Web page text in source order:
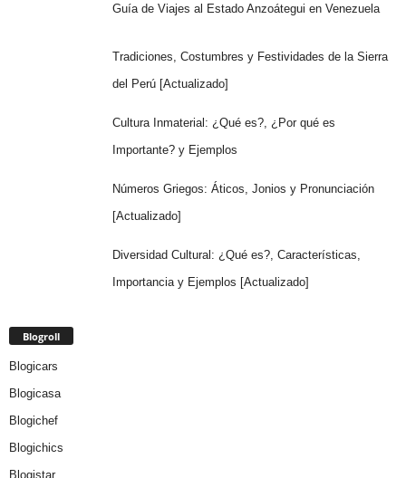
Guía de Viajes al Estado Anzoátegui en Venezuela
Tradiciones, Costumbres y Festividades de la Sierra
del Perú [Actualizado]
Cultura Inmaterial: ¿Qué es?, ¿Por qué es
Importante? y Ejemplos
Números Griegos: Áticos, Jonios y Pronunciación
[Actualizado]
Diversidad Cultural: ¿Qué es?, Características,
Importancia y Ejemplos [Actualizado]
Blogroll
Blogicars
Blogicasa
Blogichef
Blogichics
Blogistar